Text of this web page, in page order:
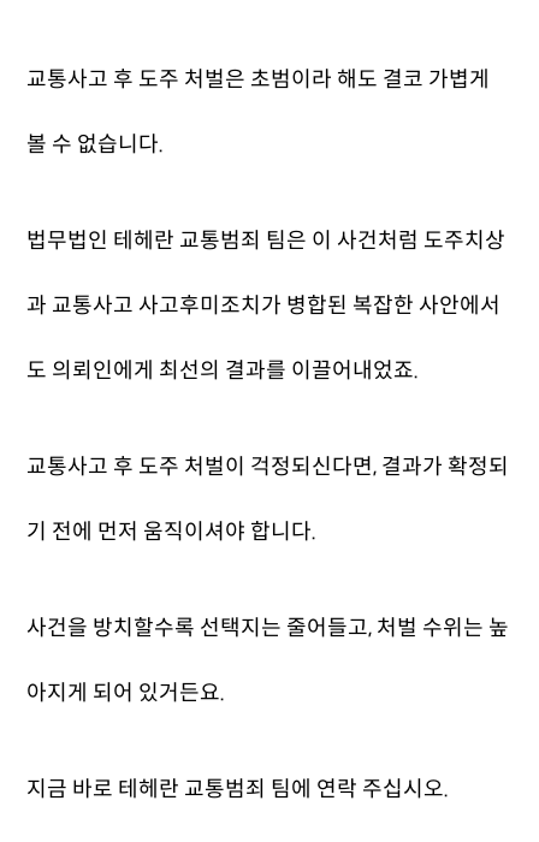
교통사고 후 도주 처벌은 초범이라 해도 결코 가볍게
볼 수 없습니다.
법무법인 테헤란 교통범죄 팀은 이 사건처럼 도주치상
과 교통사고 사고후미조치가 병합된 복잡한 사안에서
도 의뢰인에게 최선의 결과를 이끌어내었죠.
교통사고 후 도주 처벌이 걱정되신다면, 결과가 확정되
기 전에 먼저 움직이셔야 합니다.
사건을 방치할수록 선택지는 줄어들고, 처벌 수위는 높
아지게 되어 있거든요.
지금 바로 테헤란 교통범죄 팀에 연락 주십시오.